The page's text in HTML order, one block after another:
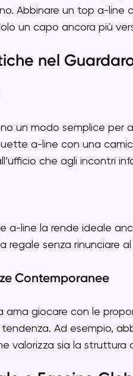
Abbinare un top a-
un capo ancora più
nel
un modo semplice per
a-line con una
che agli incontri
a-line la rende ideale
regale senza rinunciare
Contemporanee
giocare con le
Ad esempio,
valorizza sia la struttura